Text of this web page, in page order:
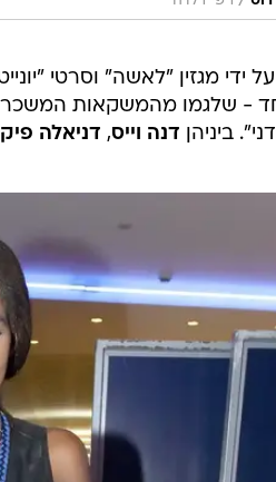
ידי מגזין "לאשה" וסרטי
- שלגמו מהמשקאות
ביניהן דנה וייס, דניאלה פיק